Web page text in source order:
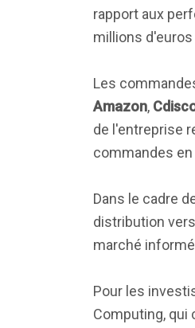
rapport aux
millions
Les
Amazon,
de l'entreprise
commandes
Dans le cadre
distribution
marché
Pour les
Computing, qui